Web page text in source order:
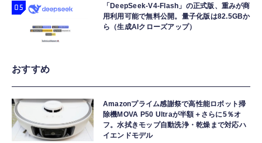
「DeepSeek-V4-Flash」の正式版、重みが商
用利用可能で無料公開。量子化版は82.5GBか
ら（生成AIクローズアップ）
おすすめ
Amazonプライム感謝祭で高性能ロボット掃
除機MOVA P50 Ultraが半額＋さらに5％オ
フ。水拭きモップ自動洗浄・乾燥まで対応ハ
イエンドモデル